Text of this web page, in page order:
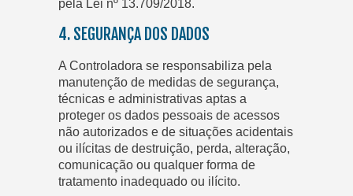
pela Lei nº 13.709/2018.
4. SEGURANÇA DOS DADOS
A Controladora se responsabiliza pela
manutenção de medidas de segurança,
técnicas e administrativas aptas a
proteger os dados pessoais de acessos
não autorizados e de situações acidentais
ou ilícitas de destruição, perda, alteração,
comunicação ou qualquer forma de
tratamento inadequado ou ilícito.